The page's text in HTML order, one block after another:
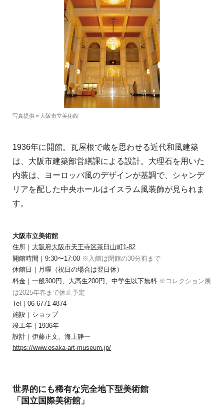
写真提供＝大阪市立美術館
1936年に開館。瓦屋根で蔵を思わせる近代和風建築
は、大阪市建築部営繕課による設計。大理石を用いた
内装は、ヨーロッパ風のデザインが基調で、シャンデ
リアを配した中央ホールはイスラム風装飾が見られま
す。
大阪市立美術館
住所｜ 大阪府大阪市天王寺区茶臼山町1-82
開館時間｜9:30〜17:00 ※入館は閉館の30分前まで
休館日｜月曜（祝日の場合は翌日休）
料金｜一般300円、大高生200円、中学生以下無料 ※コレクション展
は2025年春まで休止予定
Tel｜06-6771-4874
施設｜ショップ
竣工年｜1936年
設計｜伊藤正文、海上静一
https://www.osaka-art-museum.jp/
世界的にも稀有な完全地下型美術館
「国立国際美術館」